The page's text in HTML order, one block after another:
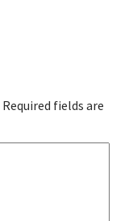
Required fields are